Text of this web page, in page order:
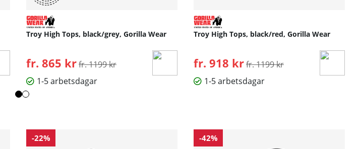
Troy High Tops, black/grey, Gorilla Wear
fr. 865 krOrdinarie pris:
fr. 1199 kr
1-5 arbetsdagar
Troy High Tops, black/red, Gorilla Wear
fr. 918 krOrdinarie pris:
fr. 1199 kr
1-5 arbetsdagar
-22% -42%